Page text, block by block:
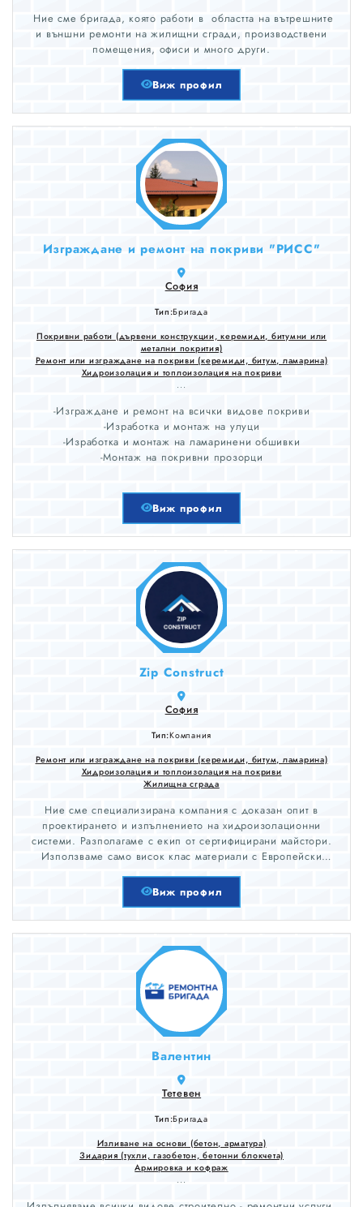
Ние сме бригада, която работи в областта на вътрешните
и външни ремонти на жилищни сгради, производствени
помещения, офиси и много други.
Виж профил
Изграждане и ремонт на покриви "РИСС"
София
Тип:Бригада
Покривни работи (дървени конструкции, керемиди, битумни или
метални покрития)
Ремонт или изграждане на покриви (керемиди, битум, ламарина)
Хидроизолация и топлоизолация на покриви
...
-Изграждане и ремонт на всички видове покриви
-Изработка и монтаж на улуци
-Изработка и монтаж на ламаринени обшивки
-Монтаж на покривни прозорци
Виж профил
Zip Construct
София
Тип:Компания
Ремонт или изграждане на покриви (керемиди, битум, ламарина)
Хидроизолация и топлоизолация на покриви
Жилищна сграда
Ние сме специализирана компания с доказан опит в
проектирането и изпълнението на хидроизолационни
системи. Разполагаме с екип от сертифицирани майстори.
Използваме само висок клас материали с Европейски
всеки изпълнен обект.
Виж профил
Валентин
Тетевен
Тип:Бригада
Изливане на основи (бетон, арматура)
Зидария (тухли, газобетон, бетонни блокчета)
Армировка и кофраж
...